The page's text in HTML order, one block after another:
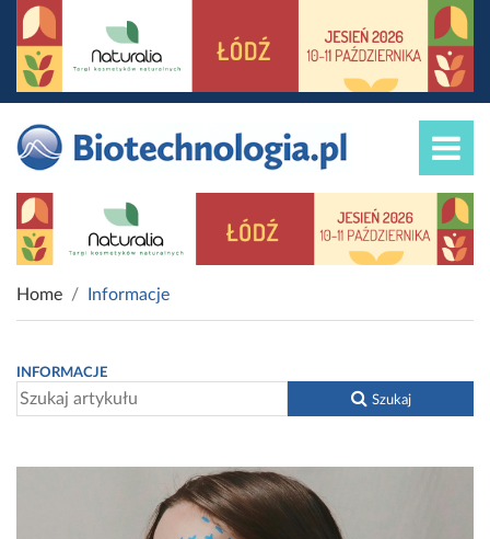
Home Informacje
INFORMACJE
Szukaj